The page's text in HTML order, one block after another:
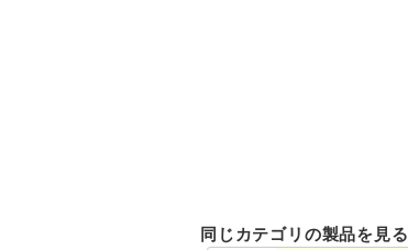
同じカテゴリの製品を見る